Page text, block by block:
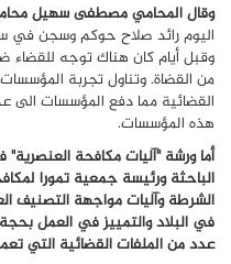
وقال المحامي مصطفى سهيل
وقبل أيام كان هناك توجه للقضاء
من القضاة. وتناول تجربة
القضائية مما دفع المؤسسات الى
هذه المؤسسات.
أما ورشة "آليات مكافحة العنصرية"
الباحثة ورئيسة جمعية تمورا
الشرطة وآليات مواجهة التصنيف
في البلاد والتمييز في العمل
عدد من الملفات القضائية التي